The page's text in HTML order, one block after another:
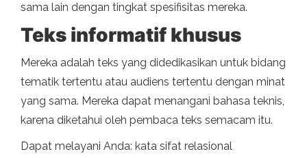
sama lain dengan tingkat spesifisitas mereka.
Teks informatif khusus
Mereka adalah teks yang didedikasikan untuk bidang
tematik tertentu atau audiens tertentu dengan minat
yang sama. Mereka dapat menangani bahasa teknis,
karena diketahui oleh pembaca teks semacam itu.
Dapat melayani Anda: kata sifat relasional